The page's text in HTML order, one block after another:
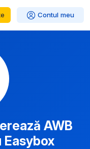
Contul meu
AWB
Easybox